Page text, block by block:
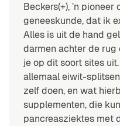
Beckers(+), ’n
geneeskunde, dat ik
Alles is uit de hand
darmen achter de rug
je op dit soort sites
allemaal eiwit-
zelf doen, en wat
supplementen, die
pancreasziektes met